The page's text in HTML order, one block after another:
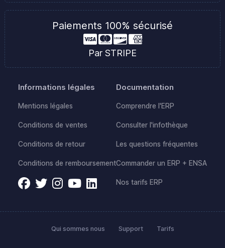
Paiements 100% sécurisé
Par STRIPE
Informations légales
Mentions légales
Conditions de ventes
Conditions de retour
Conditions de remboursement
Documentation
Comprendre l'ERP
Consulter l'infothèque
Les questions fréquentes
Commander un ERP + ENSA
Nos tarifs ERP
Qui sommes nous Support Tarifs